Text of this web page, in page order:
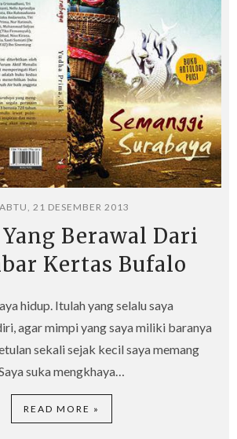
21 DESEMBER 2013
Berawal Dari
Kertas Bufalo
hidup. Itulah yang selalu saya
agar mimpi yang saya miliki baranya
sekali sejak kecil saya memang
suka mengkhaya…
READ MORE »